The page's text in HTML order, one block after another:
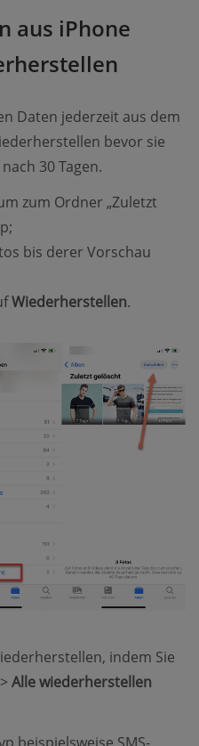
aus iPhone
Daten jederzeit aus dem
bevor sie
30 Tagen.
zum Ordner „Zuletzt
bis derer Vorschau
Wiederherstellen.
indem Sie
Alle wiederherstellen